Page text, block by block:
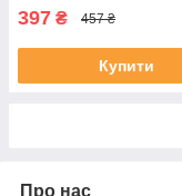
397 ₴ 457 ₴
Купити
Про нас